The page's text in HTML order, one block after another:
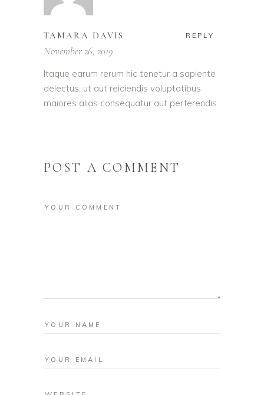
TAMARA DAVIS REPLY
November 26, 2019
Itaque earum rerum hic tenetur a sapiente
delectus, ut aut reiciendis voluptatibus
maiores alias consequatur aut perferendis
POST A COMMENT